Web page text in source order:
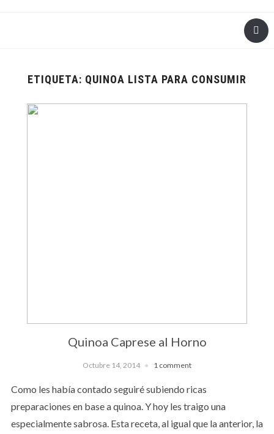
ETIQUETA: QUINOA LISTA PARA CONSUMIR
Quinoa Caprese al Horno
Octubre 14, 2014 1 comment
Como les había contado seguiré subiendo ricas
preparaciones en base a quinoa. Y hoy les traigo una
especialmente sabrosa. Esta receta, al igual que la anterior, la